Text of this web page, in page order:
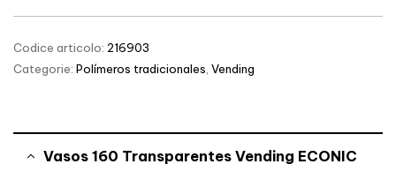
Codice articolo: 216903
Categorie: Polímeros tradicionales Vending
Vasos 160 Transparentes Vending ECONIC